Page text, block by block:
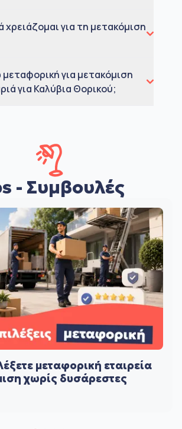
χρειάζομαι για τη μετακόμιση
για μετακόμιση
για Καλύβια Θορικού;
- Συμβουλές
μεταφορική εταιρεία
χωρίς δυσάρεστες